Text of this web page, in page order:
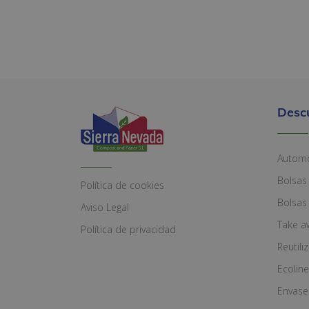
Política de cookies
Aviso Legal
Política de privacidad
Bolsas
Take
Ecoline